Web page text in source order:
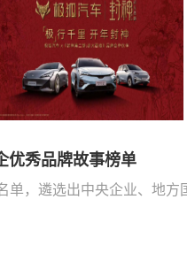
优秀品牌故事榜单
单，遴选出中央企业、地方